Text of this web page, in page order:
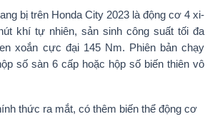
bị trên Honda City 2023 là động cơ 4 xi-
khí tự nhiên, sản sinh công suất tối đa
xoắn cực đại 145 Nm. Phiên bản chạy
số sàn 6 cấp hoặc hộp số biến thiên vô